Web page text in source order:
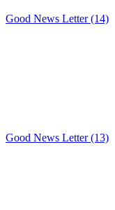
Good News Letter (14)
Good News Letter (13)